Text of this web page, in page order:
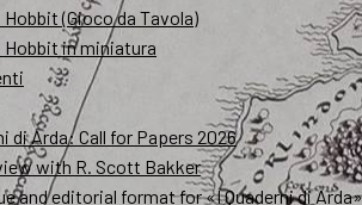
Hobbit (Gioco da Tavola)
Hobbit in miniatura
di Arda: Call for Papers 2026
with R. Scott Bakker
and editorial format for «I Quaderni di Arda»